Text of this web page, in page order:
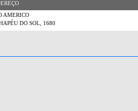
AMERICO
DO SOL, 1680